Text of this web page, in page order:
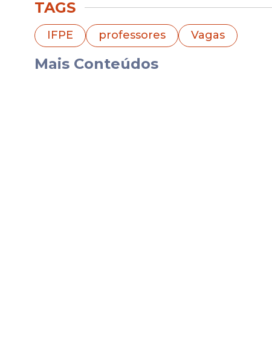
O curso contará com encontros
no polo escolhido. Nos polos de Águas
presenciais às sextas-feiras à noite.
TAGS
IFPE professores Vagas
Mais Conteúdos